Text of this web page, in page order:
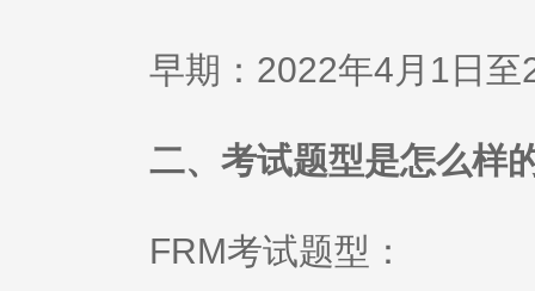
早期：2022年4月1日至
二、考试题型是怎么样
FRM考试题型：